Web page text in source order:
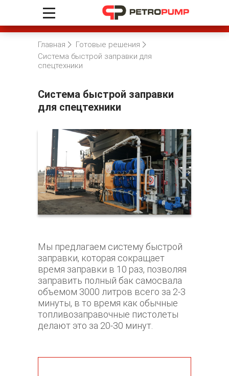
Главная
Готовые решения
Система быстрой заправки для
спецтехники
Система быстрой заправки
для спецтехники
Мы предлагаем систему быстрой
заправки, которая сокращает
время заправки в 10 раз, позволяя
заправить полный бак самосвала
объемом 3000 литров всего за 2-3
минуты, в то время как обычные
топливозаправочные пистолеты
делают это за 20-30 минут.